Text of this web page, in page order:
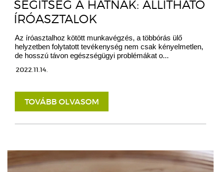
SEGÍTSÉG A HÁTNAK: ÁLLÍTHATÓ
ÍRÓASZTALOK
Az íróasztalhoz kötött munkavégzés, a többórás ülő
helyzetben folytatott tevékenység nem csak kényelmetlen,
de hosszú távon egészségügyi problémákat o...
2022.11.14.
TOVÁBB OLVASOM